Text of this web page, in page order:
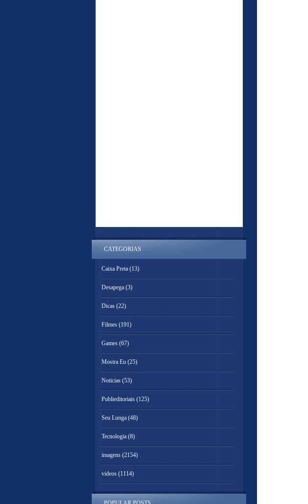
CATEGORIAS
Caixa Preta (13)
Desapega (3)
Dicas (22)
Filmes (191)
Games (67)
Mostra Eu (25)
Noticias (53)
Publieditoriais (125)
Seu Lunga (48)
Tecnologia (8)
imagens (2154)
videos (1114)